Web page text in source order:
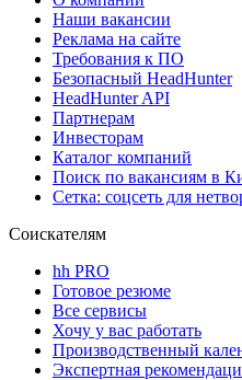
Наши вакансии
Реклама на сайте
Требования к ПО
Безопасный HeadHunter
HeadHunter API
Партнерам
Инвесторам
Каталог компаний
Поиск по вакансиям в
Сетка: соцсеть для
Соискателям
hh PRO
Готовое резюме
Все сервисы
Хочу у вас работать
Производственный
Экспертная